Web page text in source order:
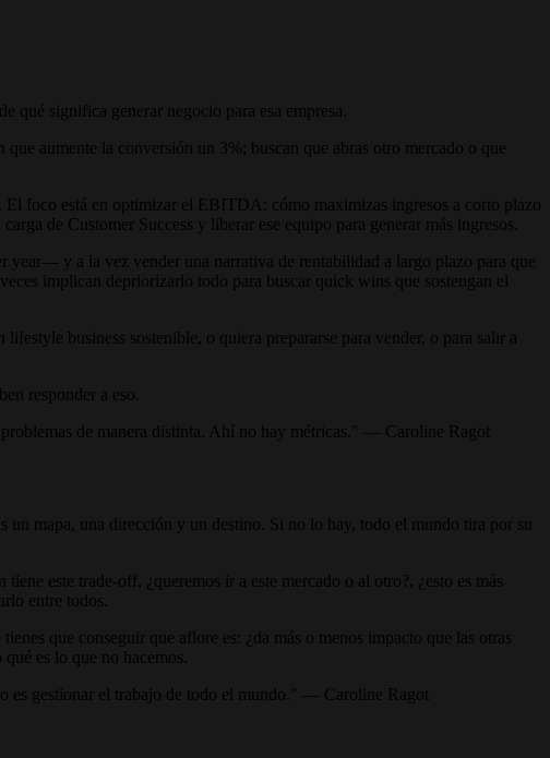
qué significa generar negocio para esa empresa.
aumente la conversión un 3%; buscan que abras otro mercado o que
El foco está en optimizar el EBITDA: cómo maximizas ingresos a corto plazo
de Customer Success y liberar ese equipo para generar más ingresos.
y a la vez vender una narrativa de rentabilidad a largo plazo para que
implican depriorizarlo todo para buscar quick wins que sostengan el
business sostenible, o quiera prepararse para vender, o para salir a
responder a eso.
de manera distinta. Ahí no hay métricas." — Caroline Ragot
mapa, una dirección y un destino. Si no lo hay, todo el mundo tira por su
este trade-off, ¿queremos ir a este mercado o al otro?, ¿esto es más
entre todos.
que conseguir que aflore es: ¿da más o menos impacto que las otras
es lo que no hacemos.
es gestionar el trabajo de todo el mundo." — Caroline Ragot